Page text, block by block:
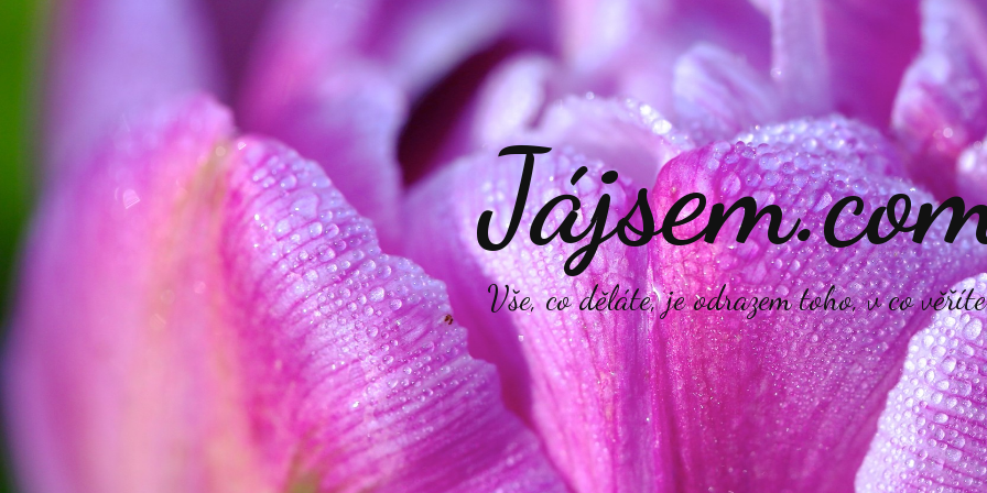
Vše, co děláte, je odrazem toho, v co